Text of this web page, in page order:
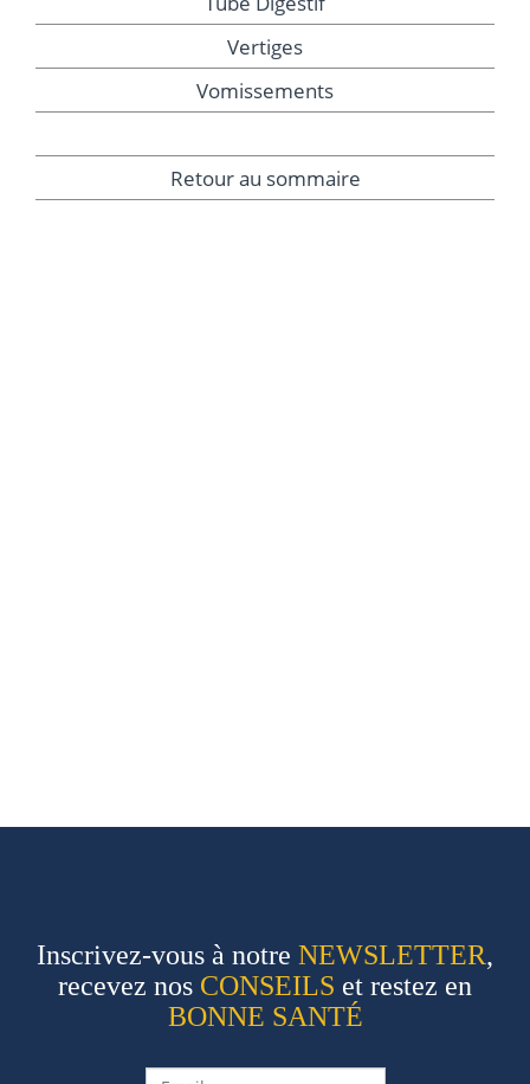
Vertiges
Vomissements
Retour au sommaire
Inscrivez-vous à notre NEWSLETTER,
recevez nos CONSEILS et restez en
BONNE SANTÉ